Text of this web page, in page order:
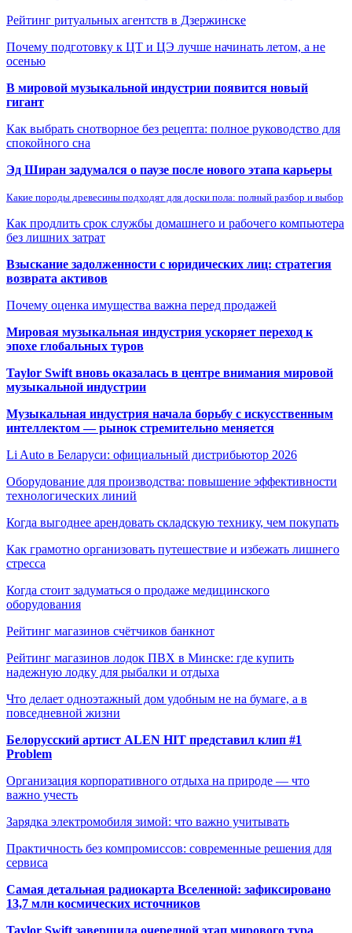
Рейтинг ритуальных агентств в Дзержинске
Почему подготовку к ЦТ и ЦЭ лучше начинать летом, а не
осенью
В мировой музыкальной индустрии появится новый
гигант
Как выбрать снотворное без рецепта: полное руководство для
спокойного сна
Эд Ширан задумался о паузе после нового этапа карьеры
Какие породы древесины подходят для доски пола: полный разбор и выбор
Как продлить срок службы домашнего и рабочего компьютера
без лишних затрат
Взыскание задолженности с юридических лиц: стратегия
возврата активов
Почему оценка имущества важна перед продажей
Мировая музыкальная индустрия ускоряет переход к
эпохе глобальных туров
Taylor Swift вновь оказалась в центре внимания мировой
музыкальной индустрии
Музыкальная индустрия начала борьбу с искусственным
интеллектом — рынок стремительно меняется
Li Auto в Беларуси: официальный дистрибьютор 2026
Оборудование для производства: повышение эффективности
технологических линий
Когда выгоднее арендовать складскую технику, чем покупать
Как грамотно организовать путешествие и избежать лишнего
стресса
Когда стоит задуматься о продаже медицинского
оборудования
Рейтинг магазинов счётчиков банкнот
Рейтинг магазинов лодок ПВХ в Минске: где купить
надежную лодку для рыбалки и отдыха
Что делает одноэтажный дом удобным не на бумаге, а в
повседневной жизни
Белорусский артист ALEN HIT представил клип #1
Problem
Организация корпоративного отдыха на природе — что
важно учесть
Зарядка электромобиля зимой: что важно учитывать
Практичность без компромиссов: современные решения для
сервиса
Самая детальная радиокарта Вселенной: зафиксировано
13,7 млн космических источников
Taylor Swift завершила очередной этап мирового тура